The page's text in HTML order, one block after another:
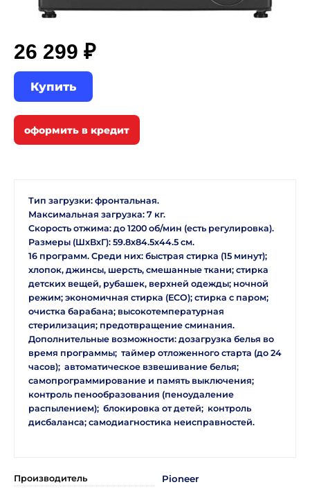
26 299 ₽
Купить
Тип загрузки: фронтальная.
Максимальная загрузка: 7 кг.
Скорость отжима: до 1200 об/мин (есть регулировка).
Размеры (ШхВхГ): 59.8х84.5х44.5 см.
16 программ. Среди них: быстрая стирка (15 минут);
хлопок, джинсы, шерсть, смешанные ткани; стирка
детских вещей, рубашек, верхней одежды; ночной
режим; экономичная стирка (ECO); стирка с паром;
очистка барабана; высокотемпературная
стерилизация; предотвращение сминания.
Дополнительные возможности: дозагрузка белья во
время программы; таймер отложенного старта (до 24
часов); автоматическое взвешивание белья;
самопрограммирование и память выключения;
контроль пенообразования (пеноудаление
распылением); блокировка от детей; контроль
дисбаланса; самодиагностика неисправностей.
Производитель Pioneer